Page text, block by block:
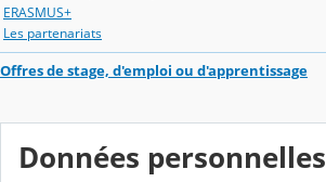
ERASMUS+
Les partenariats
Offres de stage, d'emploi ou d'apprentissage
Données personnelles